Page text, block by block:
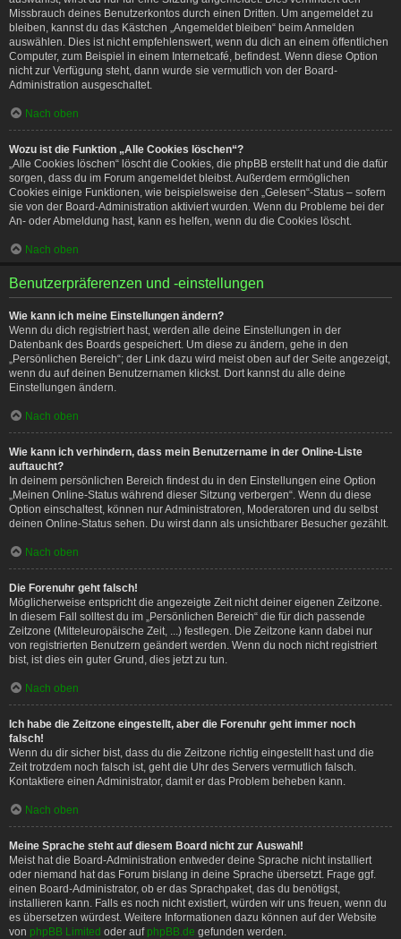
Missbrauch deines Benutzerkontos durch einen Dritten. Um angemeldet zu
bleiben, kannst du das Kästchen „Angemeldet bleiben“ beim Anmelden
auswählen. Dies ist nicht empfehlenswert, wenn du dich an einem öffentlichen
Computer, zum Beispiel in einem Internetcafé, befindest. Wenn diese Option
nicht zur Verfügung steht, dann wurde sie vermutlich von der Board-
Administration ausgeschaltet.
Nach oben
Wozu ist die Funktion „Alle Cookies löschen“?
„Alle Cookies löschen“ löscht die Cookies, die phpBB erstellt hat und die dafür
sorgen, dass du im Forum angemeldet bleibst. Außerdem ermöglichen
Cookies einige Funktionen, wie beispielsweise den „Gelesen“-Status – sofern
sie von der Board-Administration aktiviert wurden. Wenn du Probleme bei der
An- oder Abmeldung hast, kann es helfen, wenn du die Cookies löscht.
Nach oben
Benutzerpräferenzen und -einstellungen
Wie kann ich meine Einstellungen ändern?
Wenn du dich registriert hast, werden alle deine Einstellungen in der
Datenbank des Boards gespeichert. Um diese zu ändern, gehe in den
„Persönlichen Bereich“; der Link dazu wird meist oben auf der Seite angezeigt,
wenn du auf deinen Benutzernamen klickst. Dort kannst du alle deine
Einstellungen ändern.
Nach oben
Wie kann ich verhindern, dass mein Benutzername in der Online-Liste
auftaucht?
In deinem persönlichen Bereich findest du in den Einstellungen eine Option
„Meinen Online-Status während dieser Sitzung verbergen“. Wenn du diese
Option einschaltest, können nur Administratoren, Moderatoren und du selbst
deinen Online-Status sehen. Du wirst dann als unsichtbarer Besucher gezählt.
Nach oben
Die Forenuhr geht falsch!
Möglicherweise entspricht die angezeigte Zeit nicht deiner eigenen Zeitzone.
In diesem Fall solltest du im „Persönlichen Bereich“ die für dich passende
Zeitzone (Mitteleuropäische Zeit, ...) festlegen. Die Zeitzone kann dabei nur
von registrierten Benutzern geändert werden. Wenn du noch nicht registriert
bist, ist dies ein guter Grund, dies jetzt zu tun.
Nach oben
Ich habe die Zeitzone eingestellt, aber die Forenuhr geht immer noch
falsch!
Wenn du dir sicher bist, dass du die Zeitzone richtig eingestellt hast und die
Zeit trotzdem noch falsch ist, geht die Uhr des Servers vermutlich falsch.
Kontaktiere einen Administrator, damit er das Problem beheben kann.
Nach oben
Meine Sprache steht auf diesem Board nicht zur Auswahl!
Meist hat die Board-Administration entweder deine Sprache nicht installiert
oder niemand hat das Forum bislang in deine Sprache übersetzt. Frage ggf.
einen Board-Administrator, ob er das Sprachpaket, das du benötigst,
installieren kann. Falls es noch nicht existiert, würden wir uns freuen, wenn du
es übersetzen würdest. Weitere Informationen dazu können auf der Website
von phpBB Limited oder auf phpBB.de gefunden werden.